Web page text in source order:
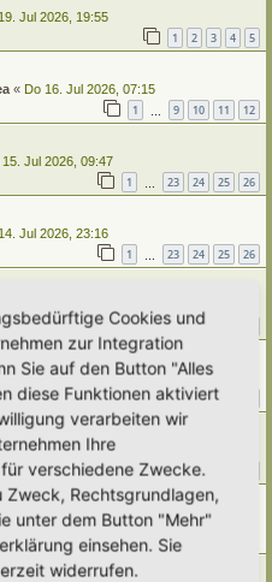
Jul 2026, 19:55
1 2 3 4 5
« Do 16. Jul 2026, 07:15
1 9 10 11 12
15. Jul 2026, 09:47
1 23 24 25 26
Jul 2026, 23:16
1 23 24 25 26
1 … 25 26
Jul 2026, 15:25
1 … 39 40 41
«Do 9. Jul 2026, 16:34
1 … 13 14
8. Jul 2026, 13:13
Cookies und
zur Integration
Sie auf den Button "Alles
diese Funktionen aktiviert
verarbeiten wir
Ihre
verschiedene Zwecke.
Zweck, Rechtsgrundlagen,
unter dem Button "Mehr"
einsehen. Sie
widerrufen.